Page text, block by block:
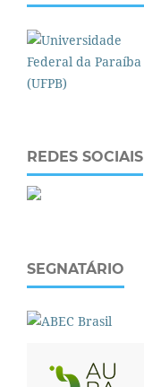
REDES SOCIAIS
SEGNATÁRIO